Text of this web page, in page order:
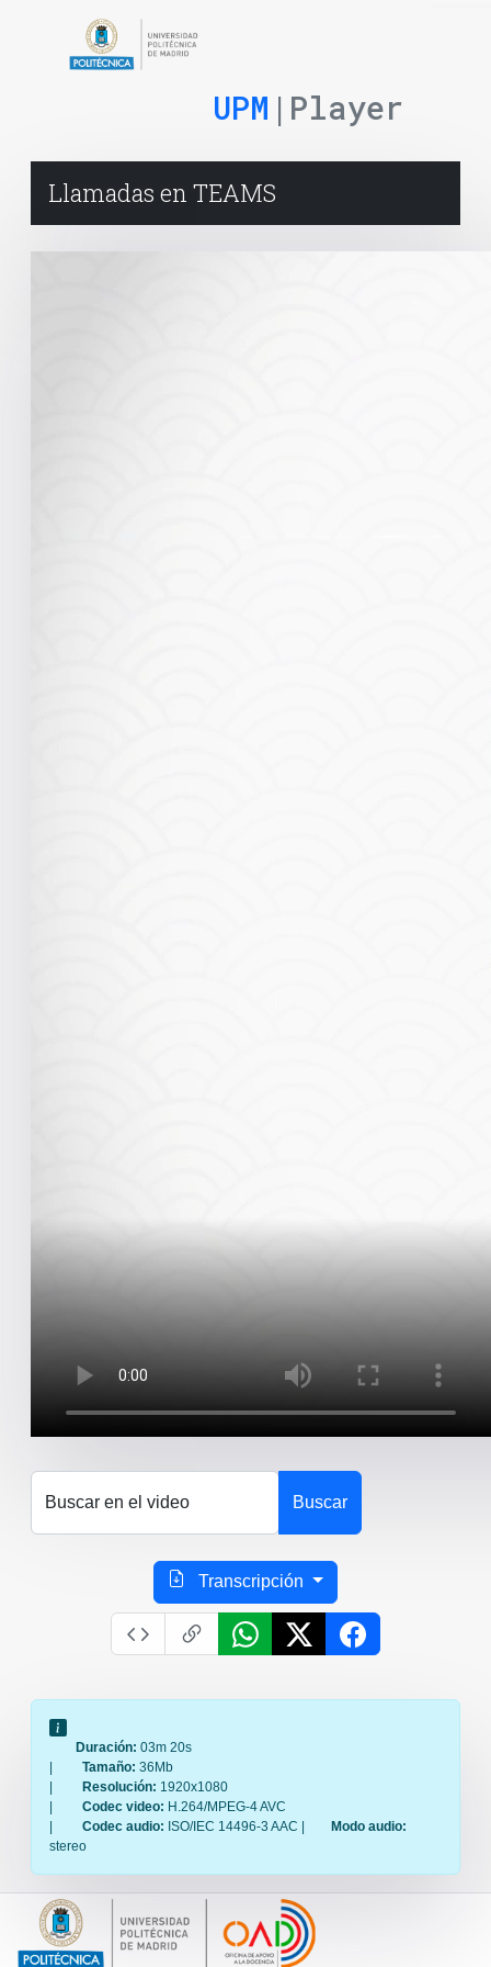
UPM |Player
Llamadas en TEAMS
Buscar en el video Buscar
Transcripción
Duración: 03m 20s
|
Tamaño: 36Mb
|
Resolución: 1920x1080
|
Codec video: H.264/MPEG-4 AVC
|
Codec audio: ISO/IEC 14496-3 AAC |
Modo audio:
stereo